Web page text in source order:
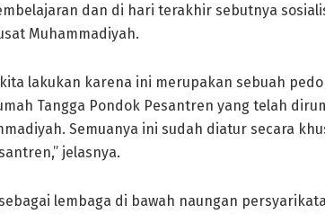
dan di hari terakhir sebutnya
Muhammadiyah.
lakukan karena ini merupakan sebuah
Tangga Pondok Pesantren yang telah
Semuanya ini sudah diatur secara
jelasnya.
lembaga di bawah naungan